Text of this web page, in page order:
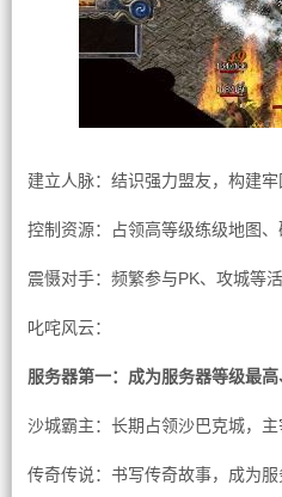
建立人脉：结识强力盟友，构建牢
控制资源：占领高等级练级地图、
震慑对手：频繁参与PK、攻城等
叱咤风云：
服务器第一：成为服务器等级最高
沙城霸主：长期占领沙巴克城，主
传奇传说：书写传奇故事，成为服